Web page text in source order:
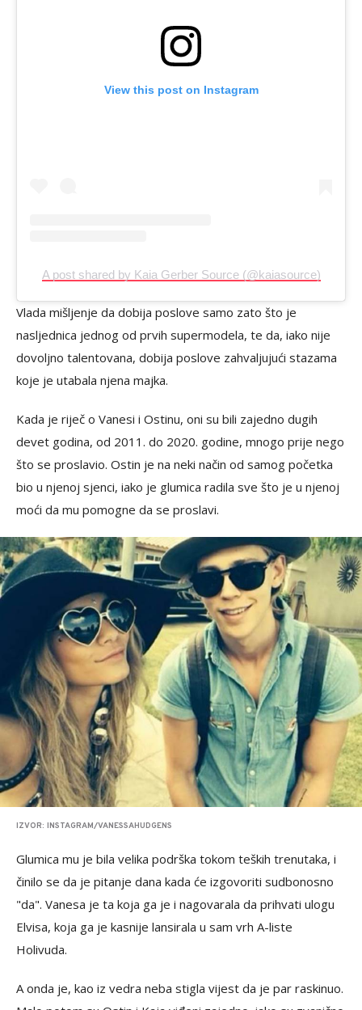
View this post on Instagram
A post shared by Kaia Gerber Source (@kaiasource)
Vlada mišljenje da dobija poslove samo zato što je
nasljednica jednog od prvih supermodela, te da, iako nije
dovoljno talentovana, dobija poslove zahvaljujući stazama
koje je utabala njena majka.
Kada je riječ o Vanesi i Ostinu, oni su bili zajedno dugih
devet godina, od 2011. do 2020. godine, mnogo prije nego
što se proslavio. Ostin je na neki način od samog početka
bio u njenoj sjenci, iako je glumica radila sve što je u njenoj
moći da mu pomogne da se proslavi.
IZVOR: INSTAGRAM/VANESSAHUDGENS
Glumica mu je bila velika podrška tokom teških trenutaka, i
činilo se da je pitanje dana kada će izgovoriti sudbonosno
"da". Vanesa je ta koja ga je i nagovarala da prihvati ulogu
Elvisa, koja ga je kasnije lansirala u sam vrh A-liste
Holivuda.
A onda je, kao iz vedra neba stigla vijest da je par raskinuo.